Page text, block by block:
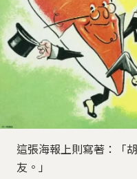
這張海報上則寫著：「
友。」